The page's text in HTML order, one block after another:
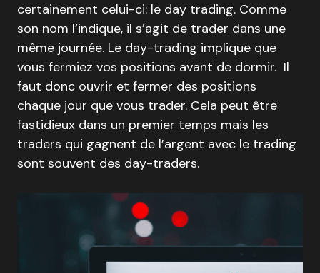
certainement celui-ci: le day trading. Comme
son nom l’indique, il s’agit de trader dans une
même journée. Le day-trading implique que
vous fermiez vos positions avant de dormir. Il
faut donc ouvrir et fermer des positions
chaque jour que vous trader. Cela peut être
fastidieux dans un premier temps mais les
traders qui gagnent de l’argent avec le trading
sont souvent des day-traders.